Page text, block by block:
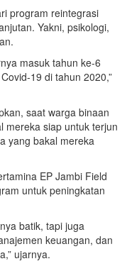
program reintegrasi
Yakni, psikologi,
masuk tahun ke-6
19 di tahun 2020,”
saat warga binaan
mereka siap untuk terjun
yang bakal mereka
EP Jambi Field
untuk peningkatan
batik, tapi juga
keuangan, dan
ujarnya.